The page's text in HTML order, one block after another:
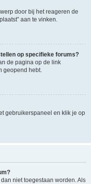
door bij het reageren de
aan te vinken.
op specifieke forums?
de pagina op de link
geopend hebt.
gebruikerspaneel en klik je op
niet toegestaan worden. Als